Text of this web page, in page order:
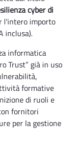
cyber di
l'intero importo
inclusa).
informatica
Trust” già in uso
formative
di ruoli e
fornitori
per la gestione